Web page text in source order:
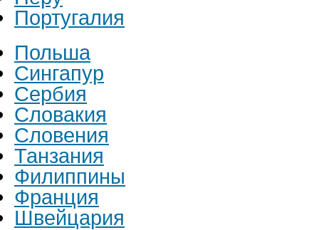
Португалия
Польша
Сингапур
Сербия
Словакия
Словения
Танзания
Филиппины
Франция
Швейцария